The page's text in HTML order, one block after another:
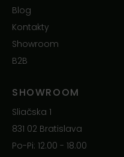
Blog
Kontakty
Showroom
B2B
SHOWROOM
Sliačska 1
831 02 Bratislava
Po-Pi: 12.00 - 18.00